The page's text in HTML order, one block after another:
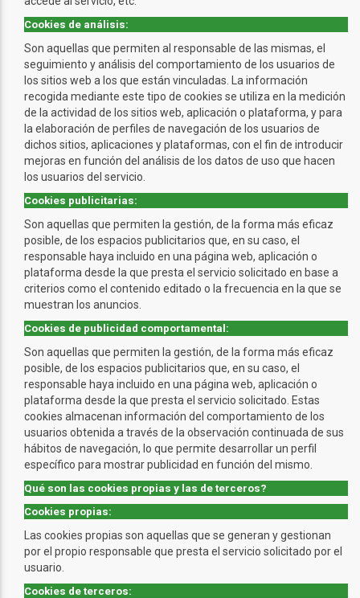
Cookies de análisis:
Son aquellas que permiten al responsable de las mismas, el
seguimiento y análisis del comportamiento de los usuarios de
los sitios web a los que están vinculadas. La información
recogida mediante este tipo de cookies se utiliza en la medición
de la actividad de los sitios web, aplicación o plataforma, y para
la elaboración de perfiles de navegación de los usuarios de
dichos sitios, aplicaciones y plataformas, con el fin de introducir
mejoras en función del análisis de los datos de uso que hacen
los usuarios del servicio.
Cookies publicitarias:
Son aquellas que permiten la gestión, de la forma más eficaz
posible, de los espacios publicitarios que, en su caso, el
responsable haya incluido en una página web, aplicación o
plataforma desde la que presta el servicio solicitado en base a
criterios como el contenido editado o la frecuencia en la que se
muestran los anuncios.
Cookies de publicidad comportamental:
Son aquellas que permiten la gestión, de la forma más eficaz
posible, de los espacios publicitarios que, en su caso, el
responsable haya incluido en una página web, aplicación o
plataforma desde la que presta el servicio solicitado. Estas
cookies almacenan información del comportamiento de los
usuarios obtenida a través de la observación continuada de sus
hábitos de navegación, lo que permite desarrollar un perfil
específico para mostrar publicidad en función del mismo.
Qué son las cookies propias y las de terceros?
Cookies propias:
Las cookies propias son aquellas que se generan y gestionan
por el propio responsable que presta el servicio solicitado por el
usuario.
Cookies de terceros: